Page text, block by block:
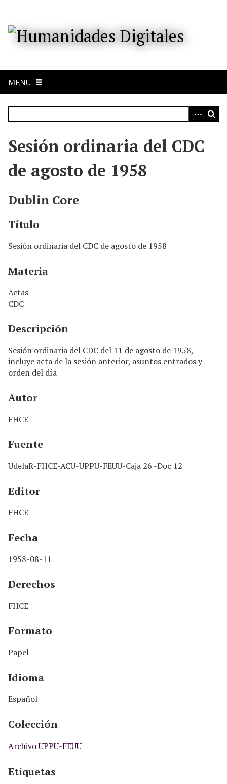
a
c
MENU
Sesión ordinaria del CDC
de agosto de 1958
Dublin Core
Título
Sesión ordinaria del CDC de agosto de 1958
Materia
Actas
CDC
Descripción
Sesión ordinaria del CDC del 11 de agosto de 1958,
incluye acta de la sesión anterior, asuntos entrados y
orden del día
Autor
FHCE
Fuente
UdelaR-FHCE-ACU-UPPU-FEUU-Caja 26 -Doc 12
Editor
FHCE
Fecha
1958-08-11
Derechos
FHCE
Formato
Papel
Idioma
Español
Colección
Archivo UPPU-FEUU
Etiquetas